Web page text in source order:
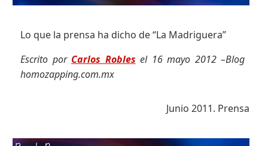
Lo que la prensa ha dicho de “La Madriguera”
Escrito por Carlos Robles el 16 mayo 2012 –Blog
homozapping.com.mx
Junio 2011. Prensa